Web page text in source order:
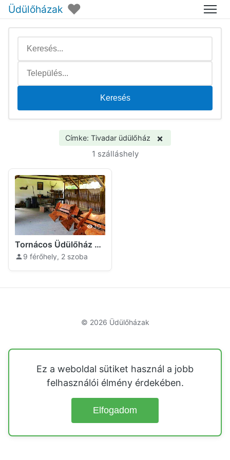
Üdülőházak ♥ Menü
Keresés
Címke: Tivadar üdülőház ×
1 szálláshely
30
Tornácos Üdülőház Tivadar
9 férőhely, 2 szoba
© 2026 Üdülőházak
Ez a weboldal sütiket használ a jobb
felhasználói élmény érdekében.
Elfogadom